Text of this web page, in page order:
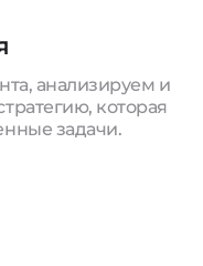
анализируем и
которая
задачи.